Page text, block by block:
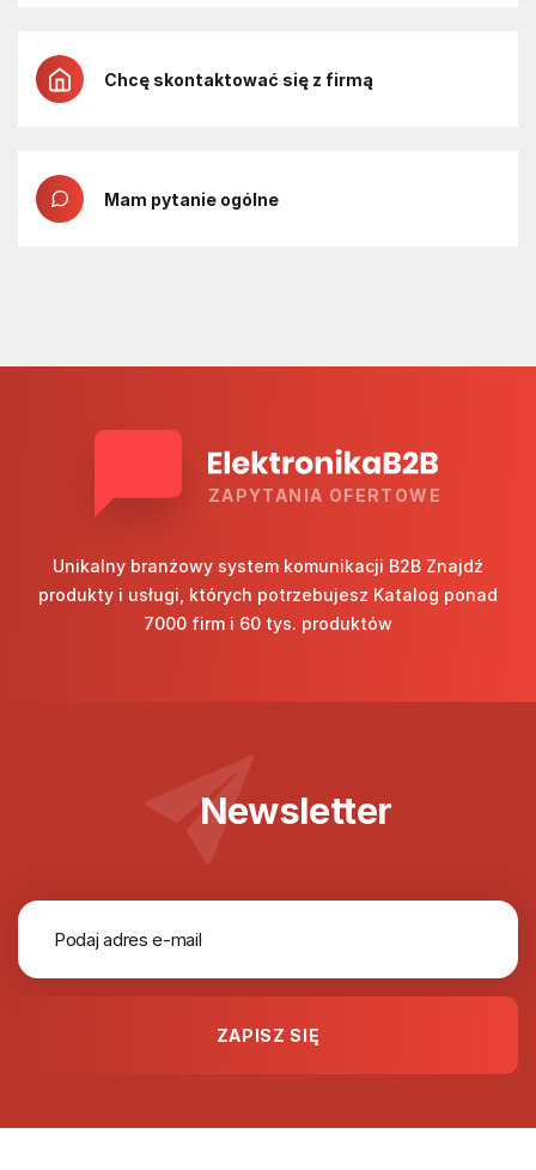
Chcę skontaktować się z firmą
Mam pytanie ogólne
ZAPYTANIA OFERTOWE
Unikalny branżowy system komunikacji B2B Znajdź
produkty i usługi, których potrzebujesz Katalog ponad
7000 firm i 60 tys. produktów
Newsletter